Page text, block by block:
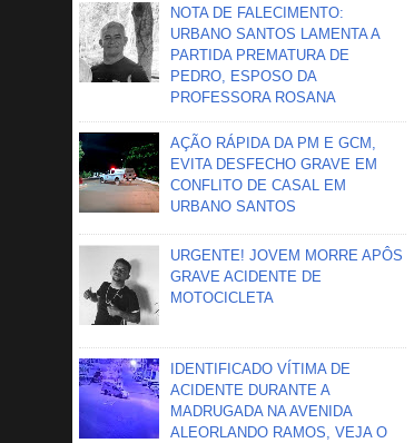
NOTA DE FALECIMENTO:
URBANO SANTOS LAMENTA A
PARTIDA PREMATURA DE
PEDRO, ESPOSO DA
PROFESSORA ROSANA
AÇÃO RÁPIDA DA PM E GCM,
EVITA DESFECHO GRAVE EM
CONFLITO DE CASAL EM
URBANO SANTOS
URGENTE! JOVEM MORRE APÔS
GRAVE ACIDENTE DE
MOTOCICLETA
IDENTIFICADO VÍTIMA DE
ACIDENTE DURANTE A
MADRUGADA NA AVENIDA
ALEORLANDO RAMOS, VEJA O